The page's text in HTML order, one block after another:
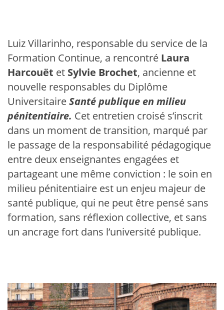
Luiz Villarinho, responsable du service de la
Formation Continue, a rencontré Laura
Harcouët et Sylvie Brochet, ancienne et
nouvelle responsables du Diplôme
UniversitaireSanté publique en milieu
pénitentiaire. Cet entretien croisé s’inscrit
dans un moment de transition, marqué par
le passage de la responsabilité pédagogique
entre deux enseignantes engagées et
partageant une même conviction : le soin en
milieu pénitentiaire est un enjeu majeur de
santé publique, qui ne peut être pensé sans
formation, sans réflexion collective, et sans
un ancrage fort dans l’université publique.